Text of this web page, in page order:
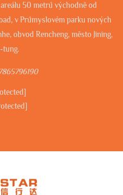
50 metrů východně od
v Průmyslovém parku nových
obvod Rencheng, město Jining,
tung.